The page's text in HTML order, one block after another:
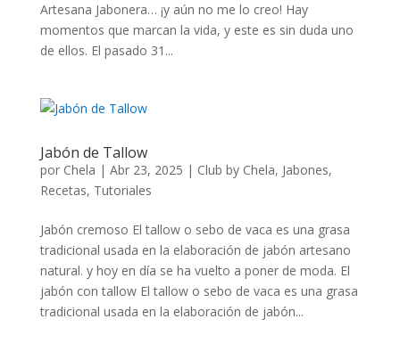
Artesana Jabonera… ¡y aún no me lo creo! Hay
momentos que marcan la vida, y este es sin duda uno
de ellos. El pasado 31...
Jabón de Tallow
por Chela | Abr 23, 2025 | Club by Chela, Jabones,
Recetas, Tutoriales
Jabón cremoso El tallow o sebo de vaca es una grasa
tradicional usada en la elaboración de jabón artesano
natural. y hoy en día se ha vuelto a poner de moda. El
jabón con tallow El tallow o sebo de vaca es una grasa
tradicional usada en la elaboración de jabón...